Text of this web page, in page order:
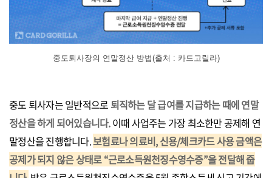
중도퇴사장의 연말정산 방법(출처 : 카드고릴라)
중도 퇴사자는 일반적으로 퇴직하는 달 급여를 지급하는 때에 연말
정산을 하게 되어있습니다.이때 사업주는 가장 최소한만 공제해 연
말정산을 진행합니다.보험료나 의료비, 신용/체크카드 사용 금액은
공제가 되지 않은 상태로 “근로소득원천징수영수증”을 전달해 줍